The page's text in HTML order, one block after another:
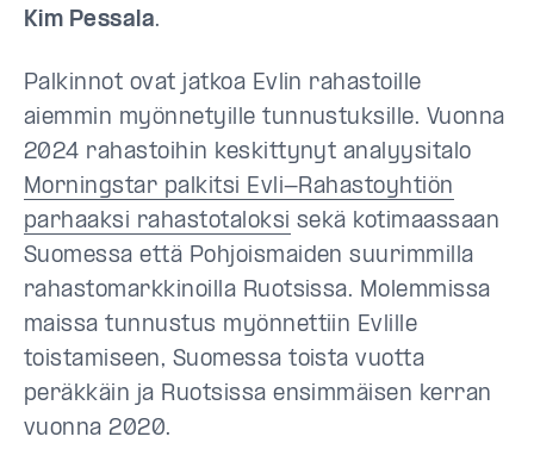
Kim Pessala.
Palkinnot ovat jatkoa Evlin rahastoille
aiemmin myönnetyille tunnustuksille. Vuonna
2024 rahastoihin keskittynyt analyysitalo
Morningstar palkitsi Evli-Rahastoyhtiön
parhaaksi rahastotaloksi sekä kotimaassaan
Suomessa että Pohjoismaiden suurimmilla
rahastomarkkinoilla Ruotsissa. Molemmissa
maissa tunnustus myönnettiin Evlille
toistamiseen, Suomessa toista vuotta
peräkkäin ja Ruotsissa ensimmäisen kerran
vuonna 2020.